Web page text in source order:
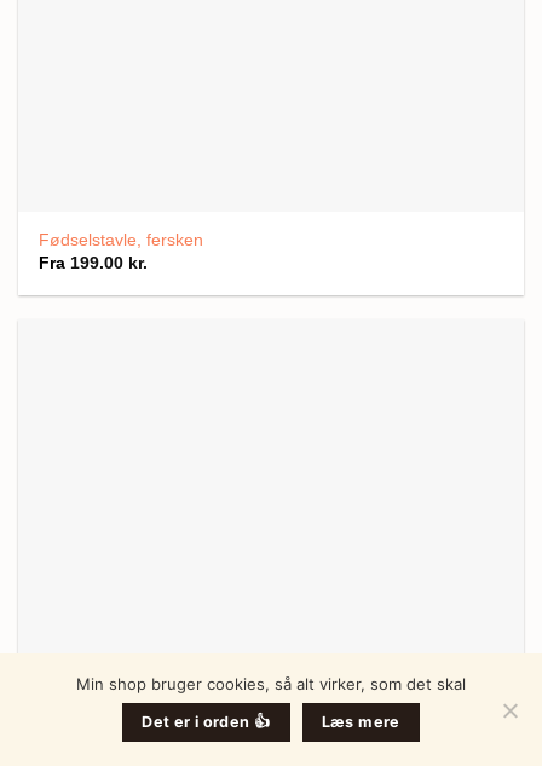
Fødselstavle, fersken
Fra 199.00 kr.
Min shop bruger cookies, så alt virker, som det skal
Det er i orden 👍 Læs mere